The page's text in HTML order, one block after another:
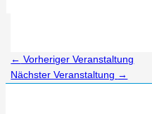
← Vorheriger Veranstaltung
Nächster Veranstaltung →